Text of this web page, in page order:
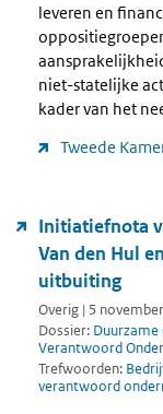
leveren en
niet-statelijke
kader van het
Tweede
Initiatiefnota
Van den Hul
uitbuiting
Overig | 5
Dossier:
Verantwoord
Trefwoorden:
verantwoord